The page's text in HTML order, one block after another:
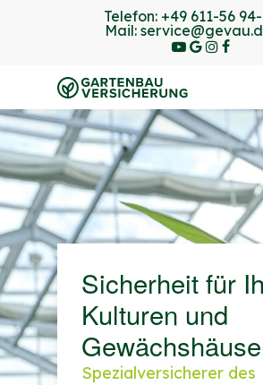
content
Telefon: +49 611-56
Mail:
google-
plus
Sicherheit für
Kulturen und
Spezialversicherer des